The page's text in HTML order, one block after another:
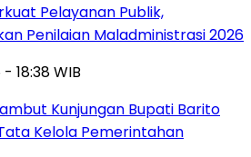
Pelayanan Publik,
Penilaian Maladministrasi 2026
18:38 WIB
Kunjungan Bupati Barito
Kelola Pemerintahan